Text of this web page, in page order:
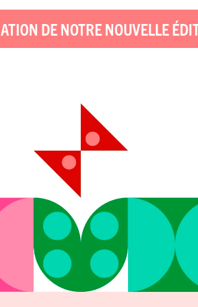
DE NOTRE NOUVELLE